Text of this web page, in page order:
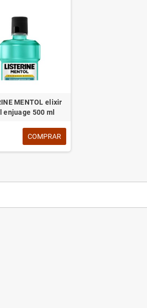
MENTOL elixir
enjuage 500 ml
COMPRAR